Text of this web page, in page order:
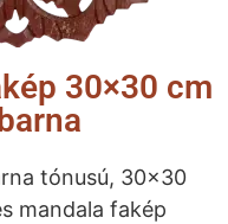
30×30 cm
tónusú, 30×30
mandala fakép